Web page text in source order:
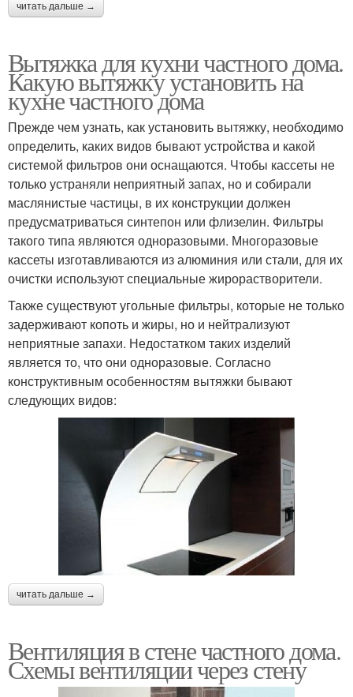
читать дальше →
Вытяжка для кухни частного дома.
Какую вытяжку установить на
кухне частного дома
Прежде чем узнать, как установить вытяжку, необходимо
определить, каких видов бывают устройства и какой
системой фильтров они оснащаются. Чтобы кассеты не
только устраняли неприятный запах, но и собирали
маслянистые частицы, в их конструкции должен
предусматриваться синтепон или флизелин. Фильтры
такого типа являются одноразовыми. Многоразовые
кассеты изготавливаются из алюминия или стали, для их
очистки используют специальные жирорастворители.
Также существуют угольные фильтры, которые не только
задерживают копоть и жиры, но и нейтрализуют
неприятные запахи. Недостатком таких изделий
является то, что они одноразовые. Согласно
конструктивным особенностям вытяжки бывают
следующих видов:
читать дальше →
Вентиляция в стене частного дома.
Схемы вентиляции через стену